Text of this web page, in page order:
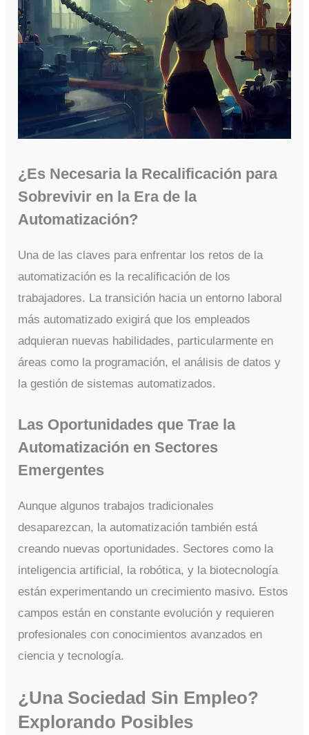
¿Es Necesaria la Recalificación para
Sobrevivir en la Era de la
Automatización?
Una de las claves para enfrentar los retos de la
automatización es la recalificación de los
trabajadores. La transición hacia un entorno laboral
más automatizado exigirá que los empleados
adquieran nuevas habilidades, particularmente en
áreas como la programación, el análisis de datos y
la gestión de sistemas automatizados.
Las Oportunidades que Trae la
Automatización en Sectores
Emergentes
Aunque algunos trabajos tradicionales
desaparezcan, la automatización también está
creando nuevas oportunidades. Sectores como la
inteligencia artificial, la robótica, y la biotecnología
están experimentando un crecimiento masivo. Estos
campos están en constante evolución y requieren
profesionales con conocimientos avanzados en
ciencia y tecnología.
¿Una Sociedad Sin Empleo?
Explorando Posibles